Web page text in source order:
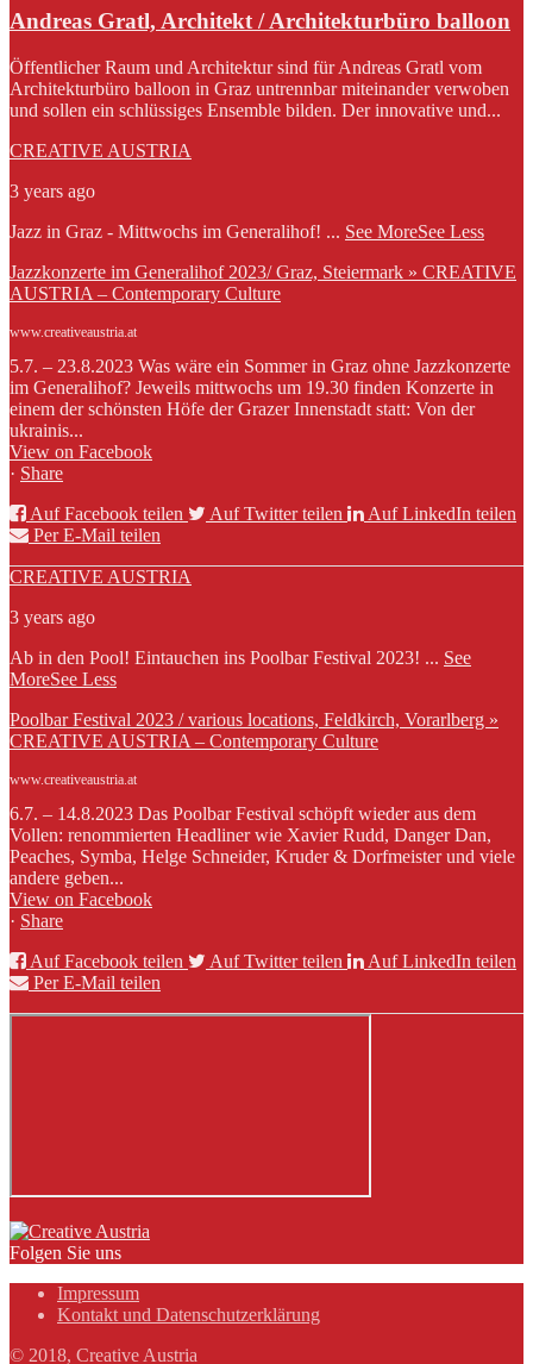
Andreas Gratl, Architekt / Architekturbüro balloon
Öffentlicher Raum und Architektur sind für Andreas Gratl vom
Architekturbüro balloon in Graz untrennbar miteinander verwoben
und sollen ein schlüssiges Ensemble bilden. Der innovative und...
CREATIVE AUSTRIA
3 years ago
Jazz in Graz - Mittwochs im Generalihof! ... See MoreSee Less
Jazzkonzerte im Generalihof 2023/ Graz, Steiermark » CREATIVE
AUSTRIA – Contemporary Culture
www.creativeaustria.at
5.7. – 23.8.2023 Was wäre ein Sommer in Graz ohne Jazzkonzerte
im Generalihof? Jeweils mittwochs um 19.30 finden Konzerte in
einem der schönsten Höfe der Grazer Innenstadt statt: Von der
ukrainis...
View on Facebook
· Share
Auf Facebook teilen
Auf Twitter teilen
Auf LinkedIn teilen
Per E-Mail teilen
CREATIVE AUSTRIA
3 years ago
Ab in den Pool! Eintauchen ins Poolbar Festival 2023! ... See
MoreSee Less
Poolbar Festival 2023 / various locations, Feldkirch, Vorarlberg »
CREATIVE AUSTRIA – Contemporary Culture
www.creativeaustria.at
6.7. – 14.8.2023 Das Poolbar Festival schöpft wieder aus dem
Vollen: renommierten Headliner wie Xavier Rudd, Danger Dan,
Peaches, Symba, Helge Schneider, Kruder & Dorfmeister und viele
andere geben...
View on Facebook
· Share
Auf Facebook teilen
Auf Twitter teilen
Auf LinkedIn teilen
Per E-Mail teilen
Folgen Sie uns
Impressum
Kontakt und Datenschutzerklärung
© 2018, Creative Austria